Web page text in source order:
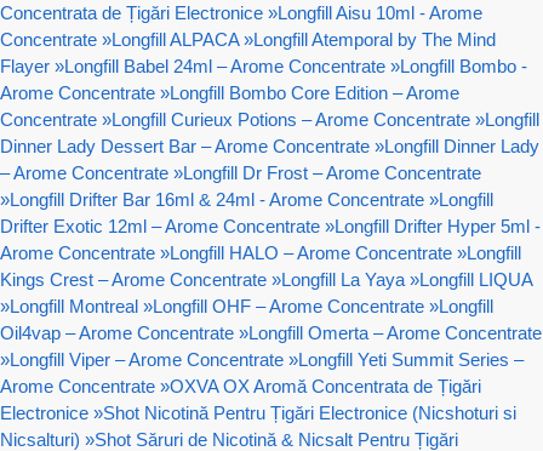
Concentrata de Țigări Electronice »Longfill Aisu 10ml - Arome
Concentrate »Longfill ALPACA »Longfill Atemporal by The Mind
Flayer »Longfill Babel 24ml – Arome Concentrate »Longfill Bombo -
Arome Concentrate »Longfill Bombo Core Edition – Arome
Concentrate »Longfill Curieux Potions – Arome Concentrate »Longfill
Dinner Lady Dessert Bar – Arome Concentrate »Longfill Dinner Lady
– Arome Concentrate »Longfill Dr Frost – Arome Concentrate
»Longfill Drifter Bar 16ml & 24ml - Arome Concentrate »Longfill
Drifter Exotic 12ml – Arome Concentrate »Longfill Drifter Hyper 5ml -
Arome Concentrate »Longfill HALO – Arome Concentrate »Longfill
Kings Crest – Arome Concentrate »Longfill La Yaya »Longfill LIQUA
»Longfill Montreal »Longfill OHF – Arome Concentrate »Longfill
Oil4vap – Arome Concentrate »Longfill Omerta – Arome Concentrate
»Longfill Viper – Arome Concentrate »Longfill Yeti Summit Series –
Arome Concentrate »OXVA OX Aromă Concentrata de Țigări
Electronice »Shot Nicotină Pentru Țigări Electronice (Nicshoturi si
Nicsalturi) »Shot Săruri de Nicotină & Nicsalt Pentru Țigări